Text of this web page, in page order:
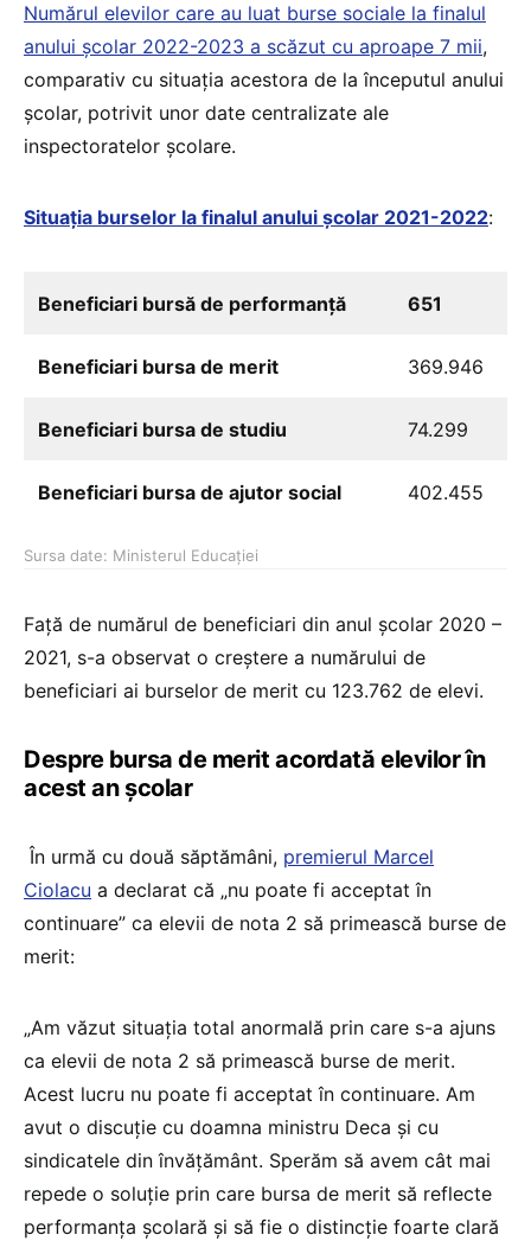
Numărul elevilor care au luat burse sociale la finalul
anului școlar 2022-2023 a scăzut cu aproape 7 mii,
comparativ cu situația acestora de la începutul anului
școlar, potrivit unor date centralizate ale
inspectoratelor școlare.
Situația burselor la finalul anului școlar 2021-2022:
Beneficiari bursă de performanță 651
Beneficiari bursa de merit 369.946
Beneficiari bursa de studiu 74.299
Beneficiari bursa de ajutor social 402.455
Sursa date: Ministerul Educației
Față de numărul de beneficiari din anul școlar 2020 –
2021, s-a observat o creștere a numărului de
beneficiari ai burselor de merit cu 123.762 de elevi.
Despre bursa de merit acordată elevilor în
acest an școlar
În urmă cu două săptămâni, premierul Marcel
Ciolacu a declarat că „nu poate fi acceptat în
continuare” ca elevii de nota 2 să primească burse de
merit:
„Am văzut situația total anormală prin care s-a ajuns
ca elevii de nota 2 să primească burse de merit.
Acest lucru nu poate fi acceptat în continuare. Am
avut o discuție cu doamna ministru Deca și cu
sindicatele din învățământ. Sperăm să avem cât mai
repede o soluție prin care bursa de merit să reflecte
performanța școlară și să fie o distincție foarte clară